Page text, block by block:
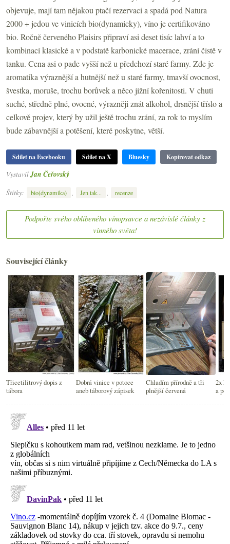
objevuje, mají tam nějakou ptačí rezervaci a spadá pod Natura
2000 + jedou ve vinicích bio(dynamicky), víno je certifikováno
bio. Ročně červeného Plaisirs připraví asi deset tisíc lahví a to
kombinací klasické a v podstatě karbonické macerace, zrání čistě v
tanku. Cena asi o pade vyšší než u předchozí staré farmy. Zde je
aromatika výraznější a hutnější než u staré farmy, tmavší ovocnost,
švestka, moruše, trochu borůvek a něco jižní kořenitosti. V chuti
suché, středně plné, ovocné, výrazněji znát alkohol, drsnější tříslo a
celkově projev, který by užil ještě trochu zrání, za rok to myslím
bude zábavnější a potěšení, které poskytne, větší.
Sdílet na Facebooku Sdílet na X Bluesky Kopírovat odkaz
Vystavil Jan Čeřovský
Štítky:
bio(dynamika) , Jen tak... , recenze
Podpořte svého oblíbeného vínopsavce a nezávislé články z
vinného světa!
Související články
Třicetilitrový dopis z
tábora
Dobrá vinice v potoce
aneb táborový zápisek
Chladím přírodně a tři
plnější červená
2x
a